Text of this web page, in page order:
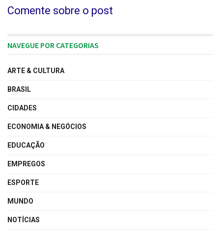
Comente sobre o post
NAVEGUE POR CATEGORIAS
ARTE & CULTURA
BRASIL
CIDADES
ECONOMIA & NEGÓCIOS
EDUCAÇÃO
EMPREGOS
ESPORTE
MUNDO
NOTÍCIAS